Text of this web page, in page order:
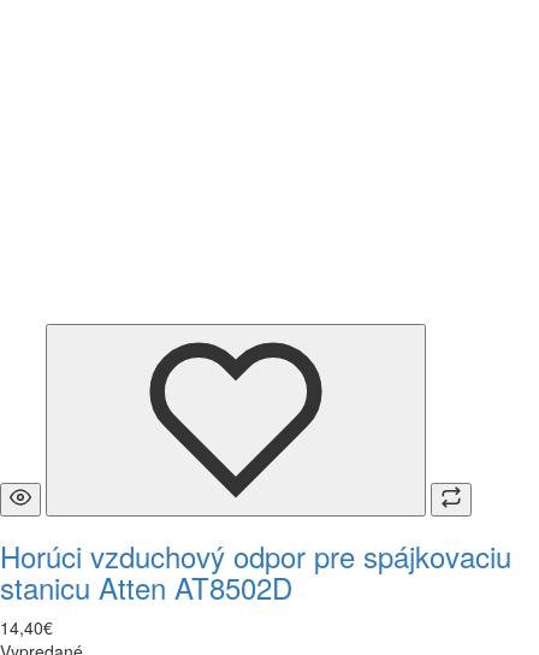
Horúci vzduchový odpor pre spájkovaciu
stanicu Atten AT8502D
14,40€